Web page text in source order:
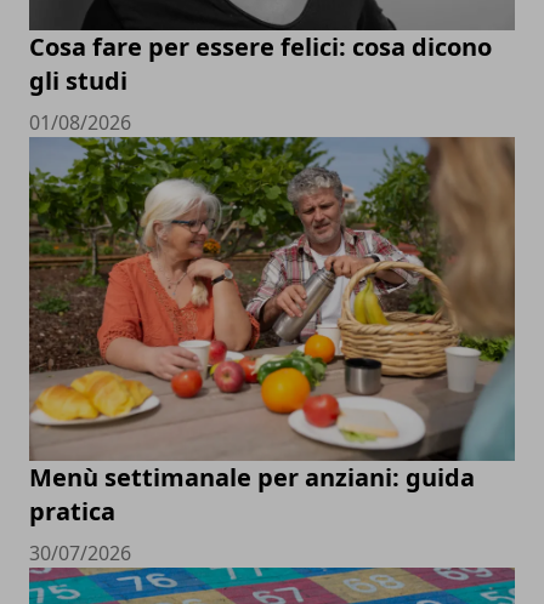
Cosa fare per essere felici: cosa dicono
gli studi
01/08/2026
Menù settimanale per anziani: guida
pratica
30/07/2026